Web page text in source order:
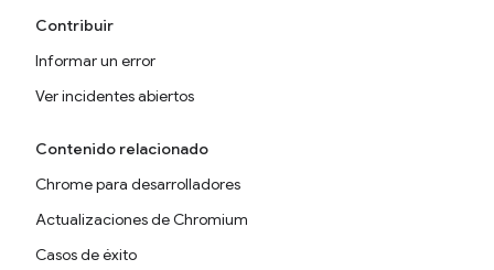
Contribuir
Informar un error
Ver incidentes abiertos
Contenido relacionado
Chrome para desarrolladores
Actualizaciones de Chromium
Casos de éxito